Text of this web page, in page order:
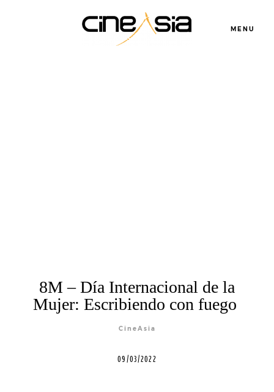
MENU
8M – Día Internacional de la
Mujer: Escribiendo con fuego
CineAsia
09/03/2022